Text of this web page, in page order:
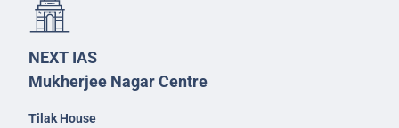
NEXT IAS
Mukherjee Nagar Centre
Tilak House